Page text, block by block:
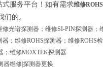
式服务平台！如有需求维修
们的 。
修光谱探测器；维修SI-PIN探测器；
器；维修ROHS探测器；维修ROHS
；维修MOXTEK探测器
器维修|探测器更换